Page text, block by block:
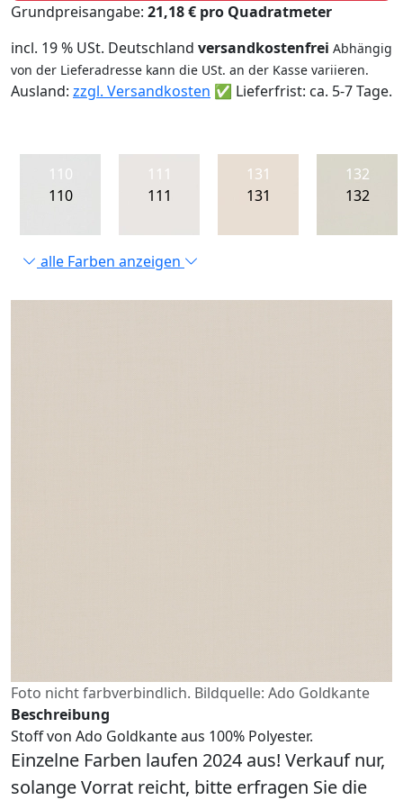
Grundpreisangabe: 21,18 € pro Quadratmeter
incl. 19 % USt. Deutschland versandkostenfrei Abhängig
von der Lieferadresse kann die USt. an der Kasse variieren.
Ausland: zzgl. Versandkosten ✅ Lieferfrist: ca. 5-7 Tage.
110
110
111
111
131
131
132
132
alle Farben anzeigen
Foto nicht farbverbindlich. Bildquelle: Ado Goldkante
Beschreibung
Stoff von Ado Goldkante aus 100% Polyester.
Einzelne Farben laufen 2024 aus! Verkauf nur,
solange Vorrat reicht, bitte erfragen Sie die